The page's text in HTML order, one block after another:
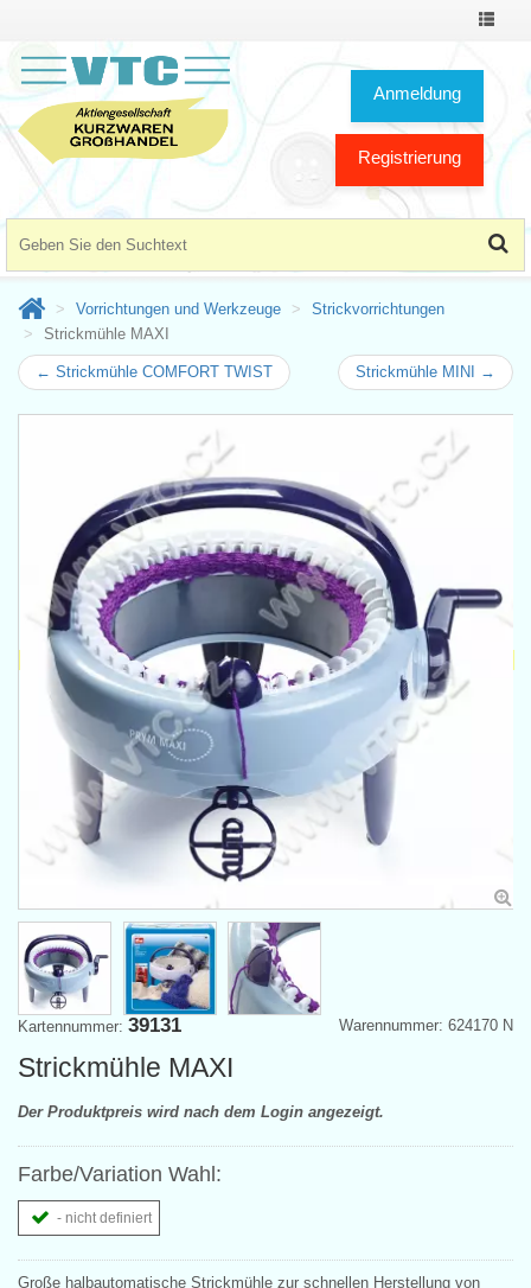
Toggle
Anmeldung
Registrierung
Vorrichtungen und Werkzeuge
Strickvorrichtungen
Strickmühle MAXI
← Strickmühle COMFORT TWIST Strickmühle MINI →
Warennummer: 624170 N
Kartennummer: 39131
Strickmühle MAXI
Der Produktpreis wird nach dem Login angezeigt.
Farbe/Variation Wahl:
- nicht definiert
Große halbautomatische Strickmühle zur schnellen Herstellung von